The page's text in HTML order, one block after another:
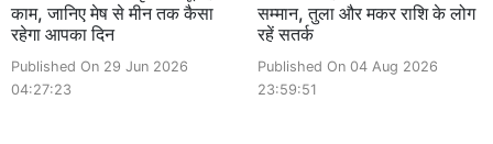
काम, जानिए मेष से मीन तक कैसा
रहेगा आपका दिन
Published On 29 Jun 2026
04:27:23
सम्मान, तुला और मकर राशि के लोग
रहें सतर्क
Published On 04 Aug 2026
23:59:51